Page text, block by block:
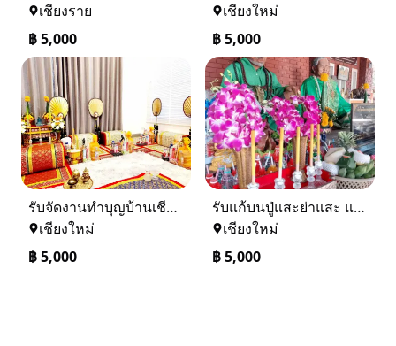
เชียงราย
฿5,000
เชียงใหม่
฿5,000
รับจัดงานทำบุญบ้านเชียงใหม่-เชียงราย และทั่วภาคเหนือ 0884158464
เชียงใหม่
฿5,000
รับแก้บนปู่แสะย่าแสะ และรับแก้บนทั่วภาคเหนือ 0884158464
เชียงใหม่
฿5,000